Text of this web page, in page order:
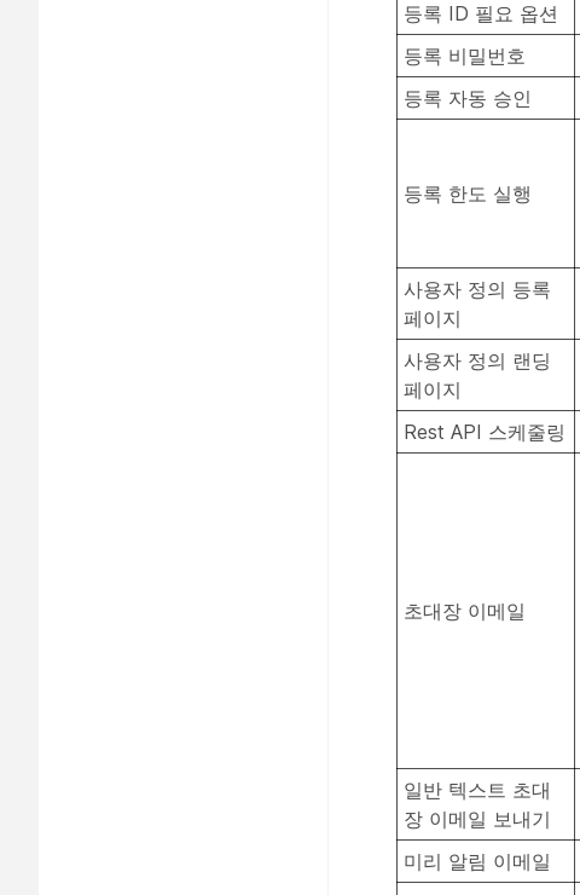
등록 ID 필요 옵션
등록 비밀번호
등록 자동 승인
등록 한도 실행
사용자 정의 등록
페이지
사용자 정의 랜딩
페이지
Rest API 스케줄링
초대장 이메일
일반 텍스트 초대
장 이메일 보내기
미리 알림 이메일